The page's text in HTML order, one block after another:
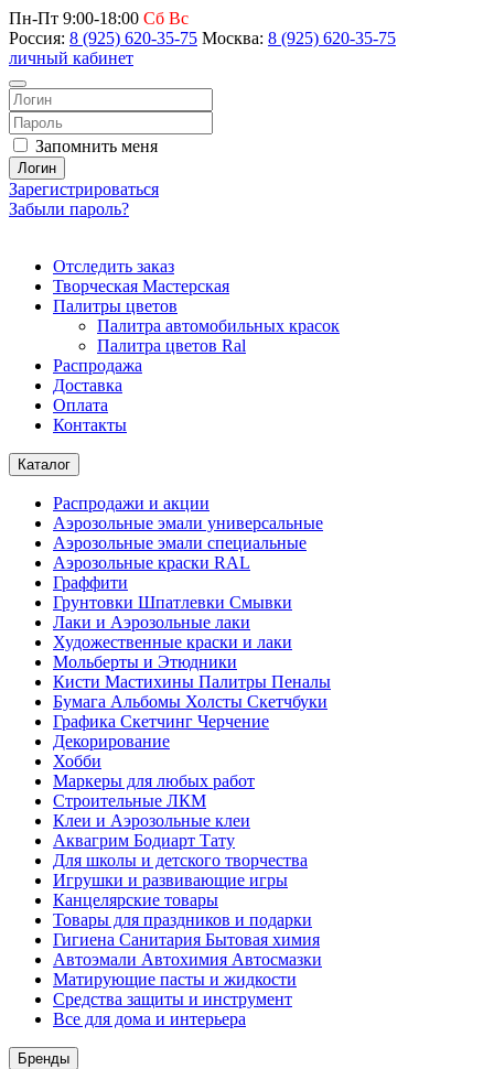
Пн-Пт 9:00-18:00 Сб Вс
Россия: 8 (925) 620-35-75 Москва: 8 (925) 620-35-75
личный кабинет
Запомнить меня
Логин
Зарегистрироваться
Забыли пароль?
Отследить заказ
Творческая Мастерская
Палитры цветов
Палитра автомобильных красок
Палитра цветов Ral
Распродажа
Доставка
Оплата
Контакты
Каталог
Распродажи и акции
Аэрозольные эмали универсальные
Аэрозольные эмали специальные
Аэрозольные краски RAL
Граффити
Грунтовки Шпатлевки Смывки
Лаки и Аэрозольные лаки
Художественные краски и лаки
Мольберты и Этюдники
Кисти Мастихины Палитры Пеналы
Бумага Альбомы Холсты Скетчбуки
Графика Скетчинг Черчение
Декорирование
Хобби
Маркеры для любых работ
Строительные ЛКМ
Клеи и Аэрозольные клеи
Аквагрим Бодиарт Тату
Для школы и детского творчества
Игрушки и развивающие игры
Канцелярские товары
Товары для праздников и подарки
Гигиена Санитария Бытовая химия
Автоэмали Автохимия Автосмазки
Матирующие пасты и жидкости
Средства защиты и инструмент
Все для дома и интерьера
Бренды